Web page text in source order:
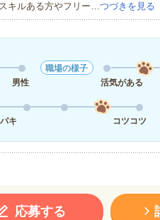
キルある方やフリー…つづきを見る
男性
職場の様子
活気がある
キ
コツコツ
応募する